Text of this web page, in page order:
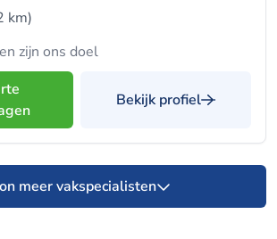
km)
zijn ons doel
Bekijk profiel
meer vakspecialisten